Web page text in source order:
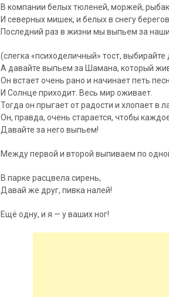
В компании белых тюленей, моржей,
И северных мишек, и белых в снегу
Последний раз в жизни мы выпьем за
(слегка «психоделичный» тост,
А давайте выпьем за Шамана, который
Он встает очень рано и начинает петь
И Солнце приходит. Весь мир оживает.
Тогда он прыгает от радости и хлопает в
Он, правда, очень старается, чтобы
Давайте за него выпьем!
Между первой и второй выпиваем по
В парке расцвела сирень,
Давай же друг, пивка налей!
Ещё одну, и я — у ваших ног!